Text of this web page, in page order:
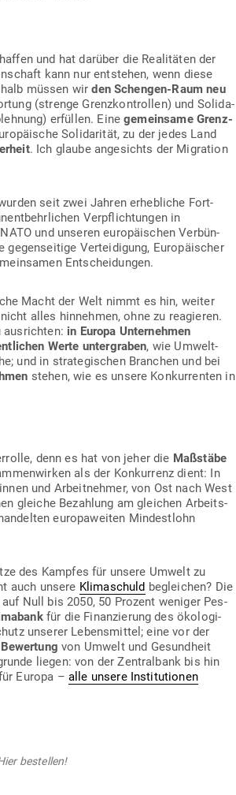
und hat darüber die Rea­li­täten der
kann nur ent­stehen, wenn diese
müssen wirden Schengen-Raum neu
(strenge Grenz­kon­trollen) und Soli­da­
erfüllen. Einegemeinsame Grenz­
Soli­da­rität, zu der jedes Land
. Ich glaube ange­sichts der Migration
seit zwei Jahren erheb­liche Fort­
Ver­pflich­tungen in
und unseren euro­päi­schen Ver­bün­
gegen­seitige Ver­tei­digung, Euro­päi­scher
Entscheidungen.
Macht der Welt nimmt es hin, weiter
alles hin­nehmen, ohne zu reagieren.
aus­richten: in Europa Unter­nehmen
Werte unter­graben, wie Umwelt­
und in stra­te­gi­schen Branchen und bei
stehen, wie es unsere Kon­kur­renten in
denn es hat von jeher die Maß­stäbe
als der Kon­kurrenz dient: In
und Arbeit­nehmer, von Ost nach West
gleiche Bezahlung am gleichen Arbeits­
euro­pa­weiten Min­destlohn
des Kampfes für unsere Umwelt zu
auch unsere Kli­ma­schuld begleichen? Die
Null bis 2050, 50 Prozent weniger Pes­
für die Finan­zierung des öko­lo­gi­
unserer Lebens­mittel; eine vor der
von Umwelt und Gesundheit
liegen: von der Zen­tralbank bis hin
Europa – alle unsere Insti­tu­tionen
bestellen!